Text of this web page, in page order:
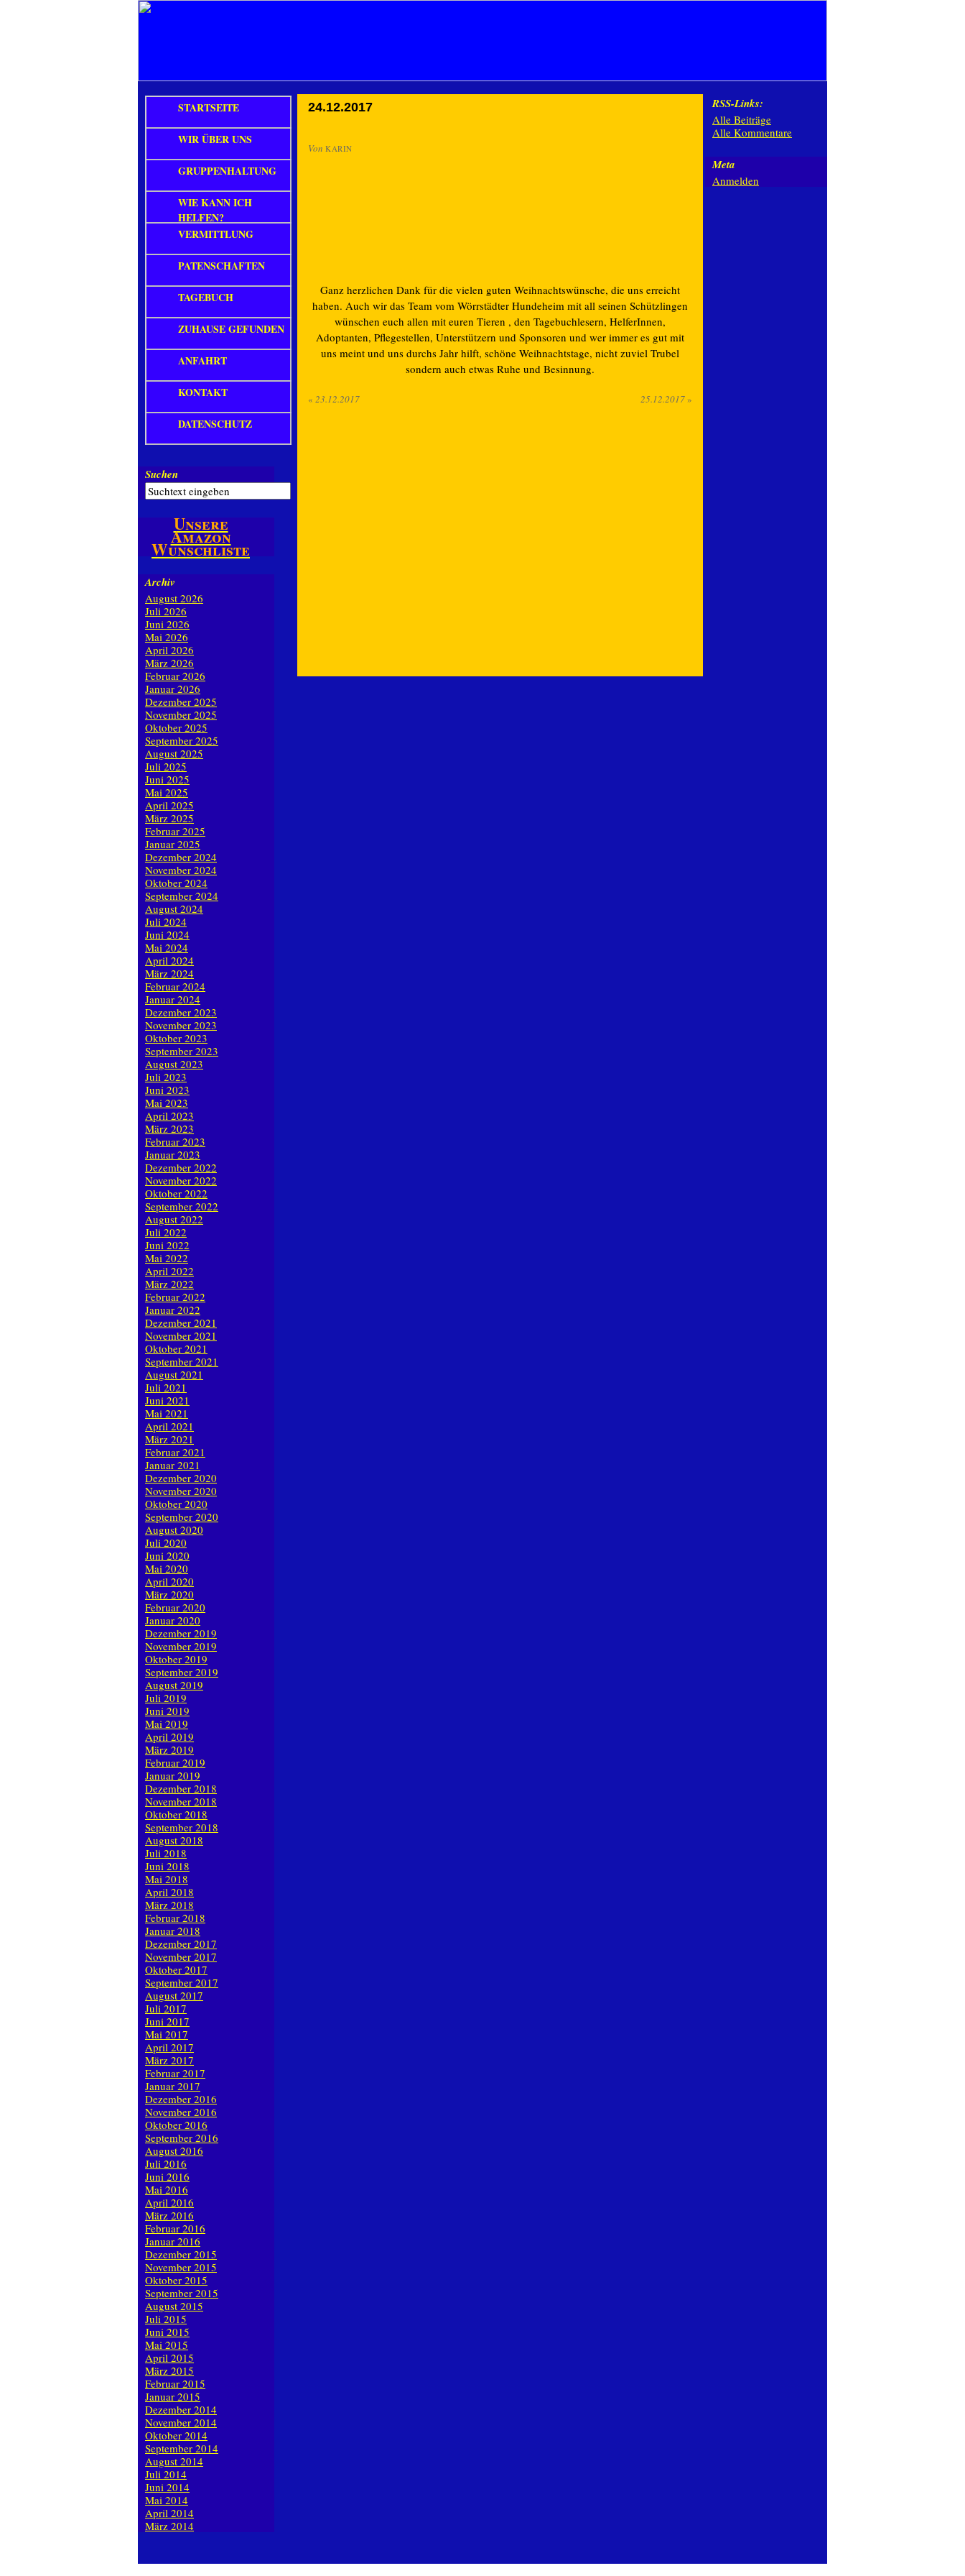
24.12.2017
Von KARIN
Ganz herzlichen Dank für die vielen guten Weihnachtswünsche, die uns erreicht
haben. Auch wir das Team vom Wörrstädter Hundeheim mit all seinen Schützlingen
wünschen euch allen mit euren Tieren , den Tagebuchlesern, HelferInnen,
Adoptanten, Pflegestellen, Unterstützern und Sponsoren und wer immer es gut mit
uns meint und uns durchs Jahr hilft, schöne Weihnachtstage, nicht zuviel Trubel
sondern auch etwas Ruhe und Besinnung.
« 23.12.2017 25.12.2017»
STARTSEITE
WIR ÜBER UNS
GRUPPENHALTUNG
WIE KANN ICH
HELFEN?
VERMITTLUNG
PATENSCHAFTEN
TAGEBUCH
ZUHAUSE GEFUNDEN
ANFAHRT
KONTAKT
DATENSCHUTZ
Suchen
Unsere
Amazon
Wunschliste
Archiv
August 2026
Juli 2026
Juni 2026
Mai 2026
April 2026
März 2026
Februar 2026
Januar 2026
Dezember 2025
November 2025
Oktober 2025
September 2025
August 2025
Juli 2025
Juni 2025
Mai 2025
April 2025
März 2025
Februar 2025
Januar 2025
Dezember 2024
November 2024
Oktober 2024
September 2024
August 2024
Juli 2024
Juni 2024
Mai 2024
April 2024
März 2024
Februar 2024
Januar 2024
Dezember 2023
November 2023
Oktober 2023
September 2023
August 2023
Juli 2023
Juni 2023
Mai 2023
April 2023
März 2023
Februar 2023
Januar 2023
Dezember 2022
November 2022
Oktober 2022
September 2022
August 2022
Juli 2022
Juni 2022
Mai 2022
April 2022
März 2022
Februar 2022
Januar 2022
Dezember 2021
November 2021
Oktober 2021
September 2021
August 2021
Juli 2021
Juni 2021
Mai 2021
April 2021
März 2021
Februar 2021
Januar 2021
Dezember 2020
November 2020
Oktober 2020
September 2020
August 2020
Juli 2020
Juni 2020
Mai 2020
April 2020
März 2020
Februar 2020
Januar 2020
Dezember 2019
November 2019
Oktober 2019
September 2019
August 2019
Juli 2019
Juni 2019
Mai 2019
April 2019
März 2019
Februar 2019
Januar 2019
Dezember 2018
November 2018
Oktober 2018
September 2018
August 2018
Juli 2018
Juni 2018
Mai 2018
April 2018
März 2018
Februar 2018
Januar 2018
Dezember 2017
November 2017
Oktober 2017
September 2017
August 2017
Juli 2017
Juni 2017
Mai 2017
April 2017
März 2017
Februar 2017
Januar 2017
Dezember 2016
November 2016
Oktober 2016
September 2016
August 2016
Juli 2016
Juni 2016
Mai 2016
April 2016
März 2016
Februar 2016
Januar 2016
Dezember 2015
November 2015
Oktober 2015
September 2015
August 2015
Juli 2015
Juni 2015
Mai 2015
April 2015
März 2015
Februar 2015
Januar 2015
Dezember 2014
November 2014
Oktober 2014
September 2014
August 2014
Juli 2014
Juni 2014
Mai 2014
April 2014
März 2014
RSS-Links:
Alle Beiträge
Alle Kommentare
Meta
Anmelden